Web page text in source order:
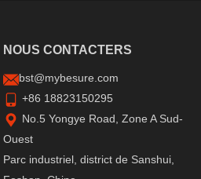
NOUS CONTACTERS
bst@mybesure.com
+86 18823150295
​​​​​​​No.5 Yongye Road, Zone A Sud-
Ouest
Parc industriel, district de Sanshui,